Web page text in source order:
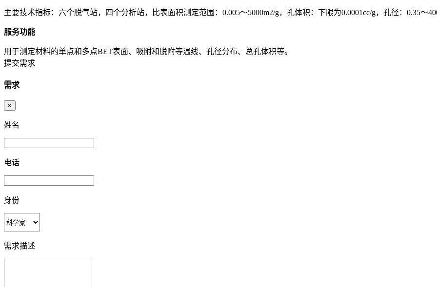
主要技术指标：六个脱气站，四个分析站，比表面积测定范围：0.005～5000m2/g，孔体积：下限为0.0001cc/g，孔径：0.35～
服务功能
用于测定材料的单点和多点BET表面、吸附和脱附等温线、孔径分布、总孔体积等。
提交需求
需求
×
姓名
电话
身份
需求描述